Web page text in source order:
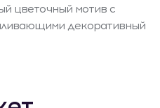
цветочный мотив с
декоративный